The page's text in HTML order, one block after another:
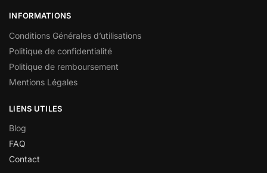
INFORMATIONS
Conditions Générales d’utilisations
Politique de confidentialité
Politique de remboursement
Mentions Légales
LIENS UTILES
Blog
FAQ
Contact